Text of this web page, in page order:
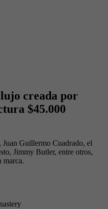
creada por
$45.000
Juan Guillermo Cuadrado, el
Jimmy Butler, entre otros,
marca.